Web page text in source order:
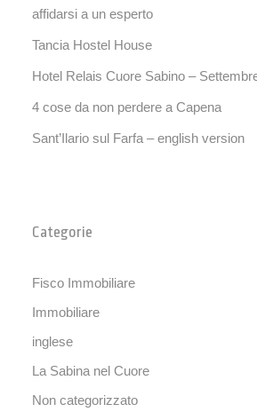
affidarsi a un esperto
Tancia Hostel House
Hotel Relais Cuore Sabino –
4 cose da non perdere a Capena
Sant’Ilario sul Farfa – english version
Categorie
Fisco Immobiliare
Immobiliare
inglese
La Sabina nel Cuore
Non categorizzato